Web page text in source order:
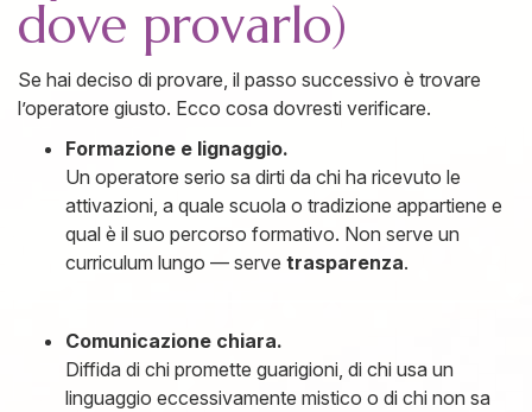
dove provarlo)
Se hai deciso di provare, il passo successivo è trovare
l’operatore giusto. Ecco cosa dovresti verificare.
Formazione e lignaggio.
Un operatore serio sa dirti da chi ha ricevuto le
attivazioni, a quale scuola o tradizione appartiene e
qual è il suo percorso formativo. Non serve un
curriculum lungo — serve trasparenza.
Comunicazione chiara.
Diffida di chi promette guarigioni, di chi usa un
linguaggio eccessivamente mistico o di chi non sa